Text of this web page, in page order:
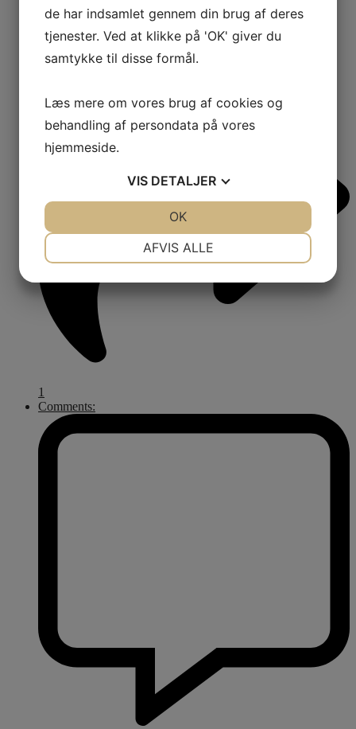
1
Comments:
de har indsamlet gennem din brug af deres
tjenester. Ved at klikke på 'OK' giver du
samtykke til disse formål.
Læs mere om vores brug af cookies og
behandling af persondata på vores
hjemmeside.
VIS DETALJER
MARKETING STATISTIK
AFVIS ALLE
OK